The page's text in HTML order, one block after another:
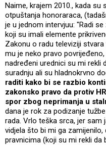
Naime, krajem 2010., kada su
otpuštanja honoraraca,
je u jednom intervjuu: "Radi
koji su imali elemente
Zakonu o radu televiziji
mu je neko pravo
nadređeni urednici su mi rekli
suradnju ali su hladnokrvno
raditi kako bi se razbio
zakonsko pravo da protiv
spor zbog neprimanja u
dana je rok za podizanje
rada. Vrlo teška srca, jer sam
vidjela što bi mi ga
pravnicima (koji su mi rekli da